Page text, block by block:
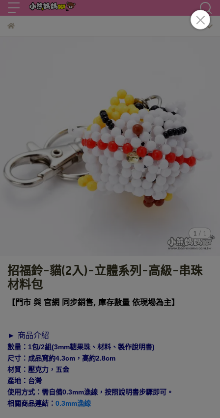
1 / 1
招福鈴-貓(2入)-立體系列-高級-串珠
材料包
【門市 與 官網 同步銷售, 庫存數量 依現場為主】
► 商品介紹
數量：1包/2組(3mm糖果珠、材料、製作說明書)
尺寸：成品寬約4.3cm，高約2.8cm
材質：壓克力，五金
產地：台灣
使用方式：需自備0.3mm漁線，按照說明書步驟即可。
相關商品連結： 0.3mm漁線